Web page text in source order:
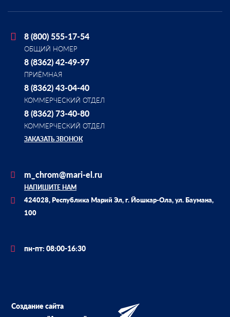
8 (800) 555-17-54
ОБЩИЙ НОМЕР
8 (8362) 42-49-97
ПРИЁМНАЯ
8 (8362) 43-04-40
КОММЕРЧЕСКИЙ ОТДЕЛ
8 (8362) 73-40-80
КОММЕРЧЕСКИЙ ОТДЕЛ
ЗАКАЗАТЬ ЗВОНОК
m_chrom@mari-el.ru
НАПИШИТЕ НАМ
424028, Республика Марий Эл, г. Йошкар-Ола, ул. Баумана,
100
пн-пт: 08:00-16:30
Создание сайта